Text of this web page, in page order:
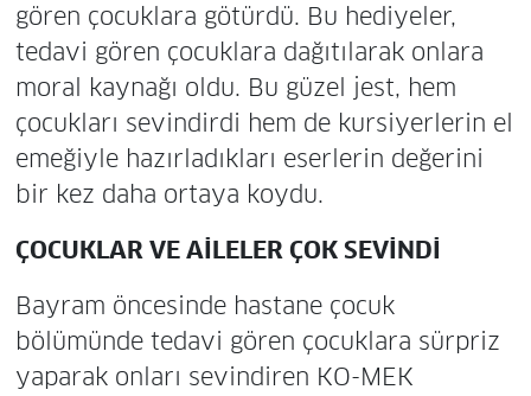
gören çocuklara götürdü. Bu hediyeler,
tedavi gören çocuklara dağıtılarak onlara
moral kaynağı oldu. Bu güzel jest, hem
çocukları sevindirdi hem de kursiyerlerin el
emeğiyle hazırladıkları eserlerin değerini
bir kez daha ortaya koydu.
ÇOCUKLAR VE AİLELER ÇOK SEVİNDİ
Bayram öncesinde hastane çocuk
bölümünde tedavi gören çocuklara sürpriz
yaparak onları sevindiren KO-MEK